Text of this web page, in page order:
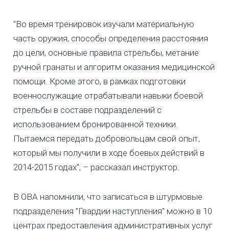
"Во время тренировок изучали материальную
часть оружия, способы определения расстояния
до цели, основные правила стрельбы, метание
ручной гранаты и алгоритм оказания медицинской
помощи. Кроме этого, в рамках подготовки
военнослужащие отрабатывали навыки боевой
стрельбы в составе подразделений с
использованием бронированной техники.
Пытаемся передать добровольцам свой опыт,
который мы получили в ходе боевых действий в
2014-2015 годах", – рассказал инструктор.
В ОВА напомнили, что записаться в штурмовые
подразделения "Гвардии наступления" можно в 10
центрах предоставления административных услуг